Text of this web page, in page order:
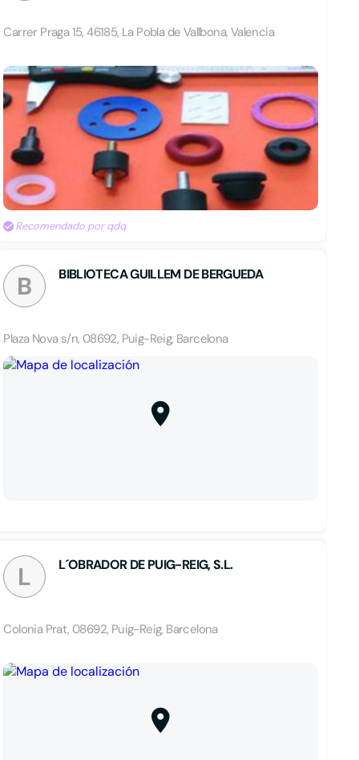
Carrer Praga 15, 46185, La Pobla de Vallbona, Valencia
Recomendado por qdq
B BIBLIOTECA GUILLEM DE BERGUEDA
Plaza Nova s/n, 08692, Puig-Reig, Barcelona
L L´OBRADOR DE PUIG-REIG, S.L.
Colonia Prat, 08692, Puig-Reig, Barcelona